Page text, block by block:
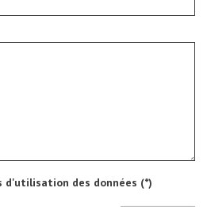
d'utilisation des données (*)